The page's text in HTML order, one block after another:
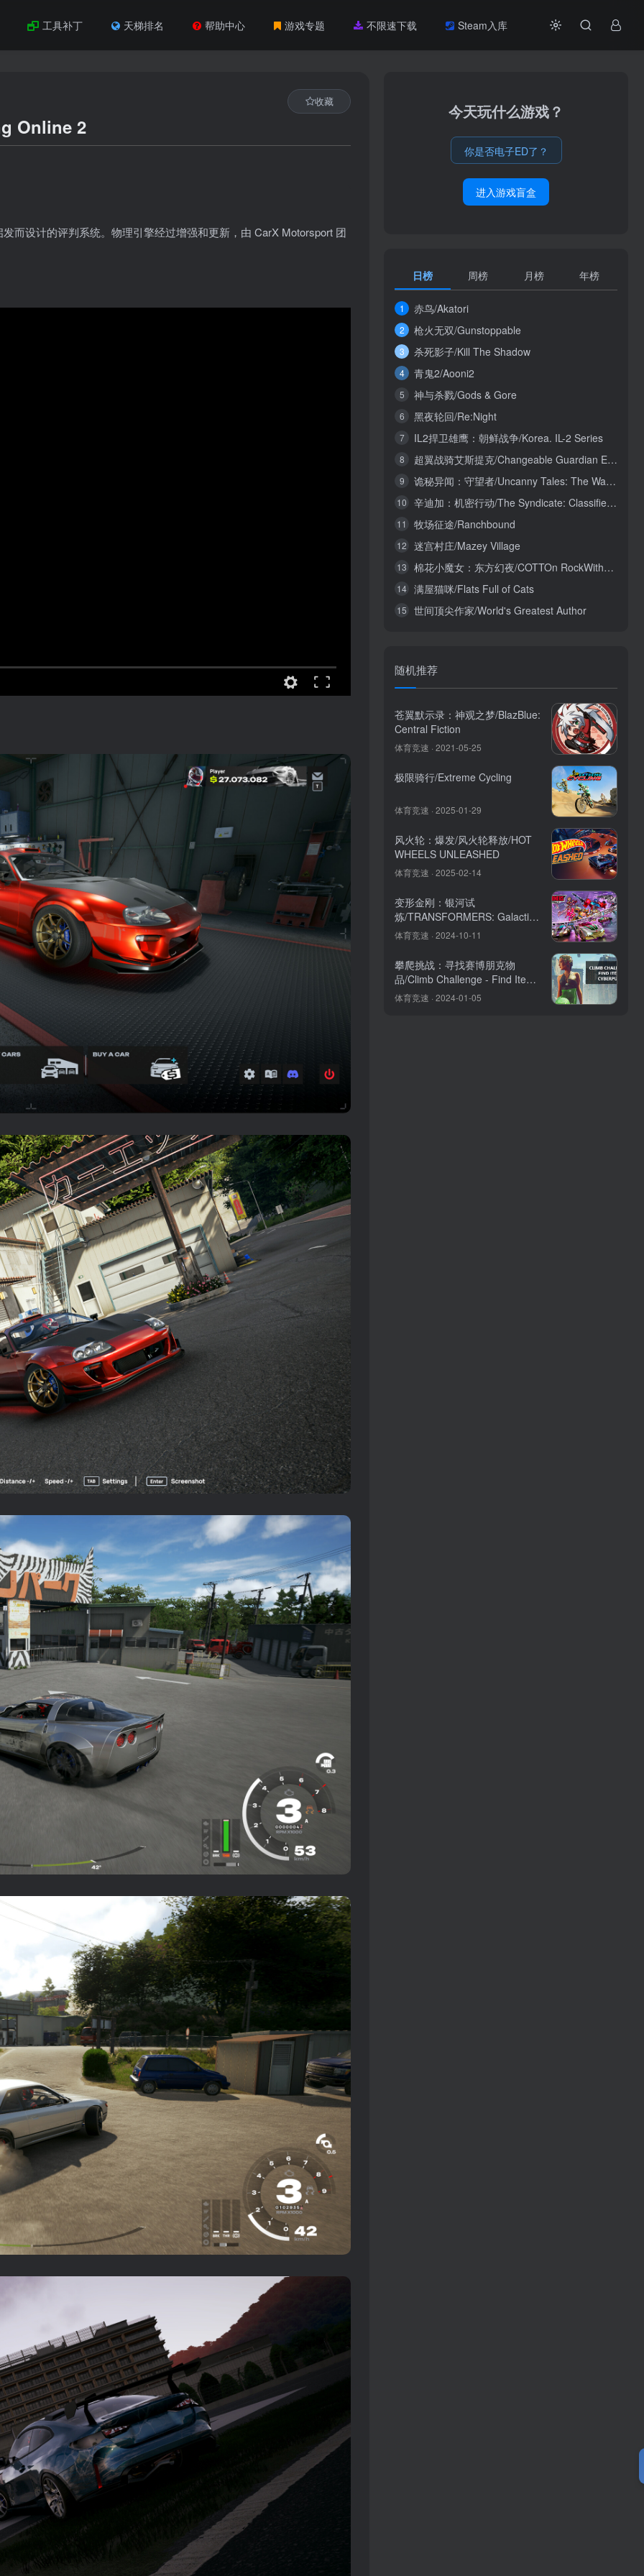
工具补丁 天梯排名 帮助中心 游戏专题 不限速下载 Steam入库
Online 2
收藏
而设计的评判系统。物理引擎经过增强和更新，由 CarX Motorsport 团
今天玩什么游戏？
你是否电子ED了？
进入游戏盲盒
日榜 周榜 月榜 年榜
1 赤鸟/Akatori
2 枪火无双/Gunstoppable
3 杀死影子/Kill The Shadow
4 青鬼2/Aooni2
5 神与杀戮/Gods & Gore
6 黑夜轮回/Re:Night
7 IL2捍卫雄鹰：朝鲜战争/Korea. IL-2 Series
8 超翼战骑艾斯提克/Changeable Guardian ESTIQUE
9 诡秘异闻：守望者/Uncanny Tales: The Watcher
10 辛迪加：机密行动/The Syndicate: Classified Operations
11 牧场征途/Ranchbound
12 迷宫村庄/Mazey Village
13 棉花小魔女：东方幻夜/COTTOn RockWithYou -ORIENTAL NIGHT DREAMS-
14 满屋猫咪/Flats Full of Cats
15 世间顶尖作家/World's Greatest Author
随机推荐
苍翼默示录：神观之梦/BlazBlue:
Central Fiction
体育竞速 · 2021-05-25
极限骑行/Extreme Cycling
体育竞速 · 2025-01-29
风火轮：爆发/风火轮释放/HOT
WHEELS UNLEASHED
体育竞速 · 2025-02-14
变形金刚：银河试
炼/TRANSFORMERS: Galactic
Trials
体育竞速 · 2024-10-11
攀爬挑战：寻找赛博朋克物
品/Climb Challenge - Find Items
Cyberpunk
体育竞速 · 2024-01-05